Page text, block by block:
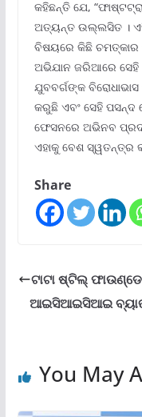
କହିଛନ୍ତି ଯେ,
ଅତ୍ୟନ୍ତ ଉଲ୍ଲସିତ ।
ବିଷୟରେ କିଛି
ଅଭିଯାନ ଜରିଆରେ ସେହି
ଯୁବବର୍ଗଙ୍କ
କରୁଛି ଏବଂ ସେହି ପସନ୍ଦ
ଫେସନରେ ଅଭିନବ
ଏହାକୁ ବେଶ ସ୍ୱତନ୍ତ୍ର
Share
ଟାଟା ଷ୍ଟିଲ୍
ଆଇସିଆଇସିଆଇ
You May